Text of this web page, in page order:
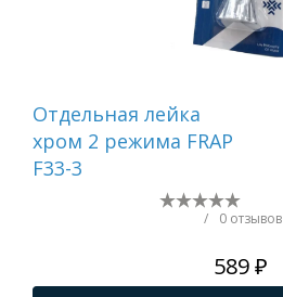
Отдельная лейка
хром 2 режима FRAP
F33-3
/ 0 отзывов
589 ₽